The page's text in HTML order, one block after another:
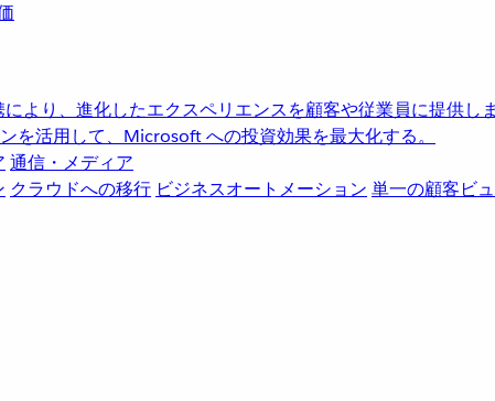
より、進化したエクスペリエンスを顧客や従業員に提供し
を活用して、Microsoft への投資効果を最大化する。
通信・メディア
クラウドへの移行 ビジネスオートメーション 単一の顧客ビ